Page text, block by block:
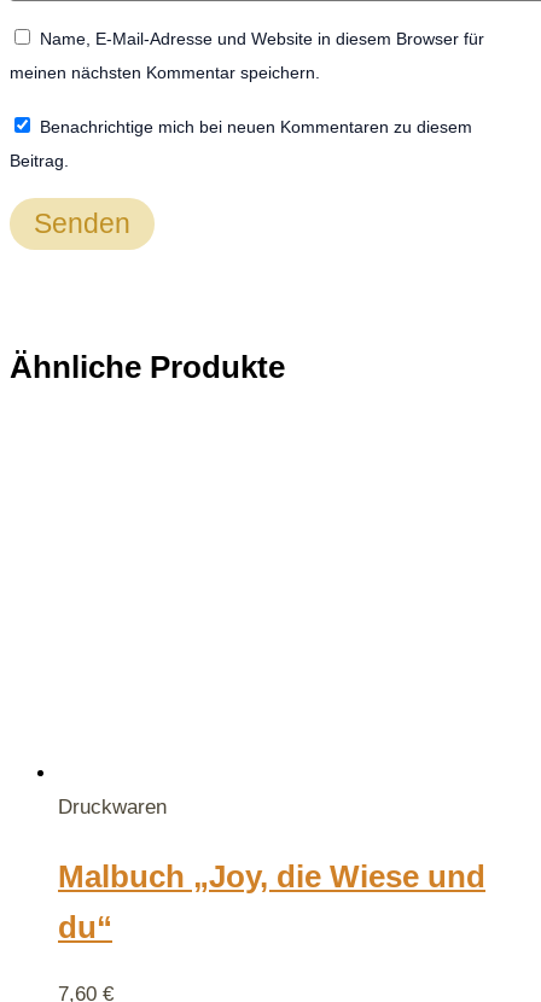
Name, E-Mail-Adresse und Website in diesem Browser für
meinen nächsten Kommentar speichern.
Benachrichtige mich bei neuen Kommentaren zu diesem
Beitrag.
Ähnliche Produkte
Druckwaren
Malbuch „Joy, die Wiese und
du“
7,60 €